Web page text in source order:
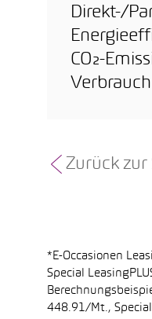
Direkt-/
CO₂-
Zurück zur
*E-Occasionen
Special
448.91/Mt., Special